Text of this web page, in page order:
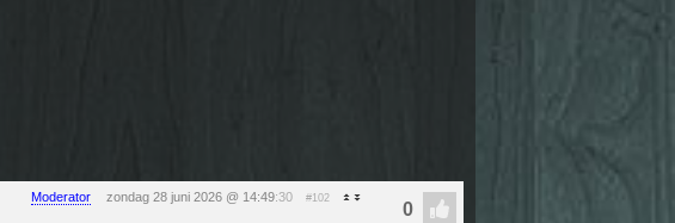
Moderator zondag 28 juni 2026 @ 14:49:30 #102